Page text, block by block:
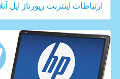
ارتباطات اینترنت رپورتاژ اپل